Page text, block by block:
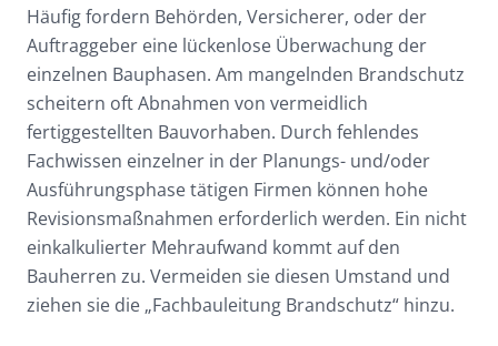
Häufig fordern Behörden, Versicherer, oder der
Auftraggeber eine lückenlose Überwachung der
einzelnen Bauphasen. Am mangelnden Brandschutz
scheitern oft Abnahmen von vermeidlich
fertiggestellten Bauvorhaben. Durch fehlendes
Fachwissen einzelner in der Planungs- und/oder
Ausführungsphase tätigen Firmen können hohe
Revisionsmaßnahmen erforderlich werden. Ein nicht
einkalkulierter Mehraufwand kommt auf den
Bauherren zu. Vermeiden sie diesen Umstand und
ziehen sie die „Fachbauleitung Brandschutz“ hinzu.